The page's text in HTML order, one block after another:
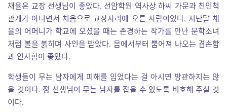
채율은 교장 선생님이 좋았다. 선암학원 역사상 하씨 가문과 친인척
관계가 아니면서 처음으로 교장자리에 오른 사람이었다. 지난달 채
율의 어머니가 학교에 오셨을 때는 존경하는 작가를 만난 문학소녀
처럼 볼을 붉히며 사인을 받았다. 몸에서부터 뿜어져 나오는 겸손함
과 인자함이 좋았다.
학생들이 무는 남자에게 피해를 입었다는 걸 아시면 방관하지는 않
을 것이다. 정 선생님이 무는 남자를 잡을 수 있도록 비호해 주실 것
이다.